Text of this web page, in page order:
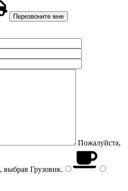
Пожалуйста,
выбрав Грузовик.